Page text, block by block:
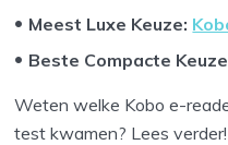
Meest Luxe Keuze:
Beste Compacte
Weten welke Kobo e-
test kwamen? Lees verder!